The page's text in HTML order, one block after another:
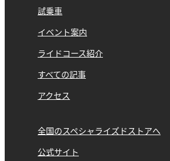
試乗車
イベント案内
ライドコース紹介
すべての記事
アクセス
全国のスペシャライズドストアへ
公式サイト